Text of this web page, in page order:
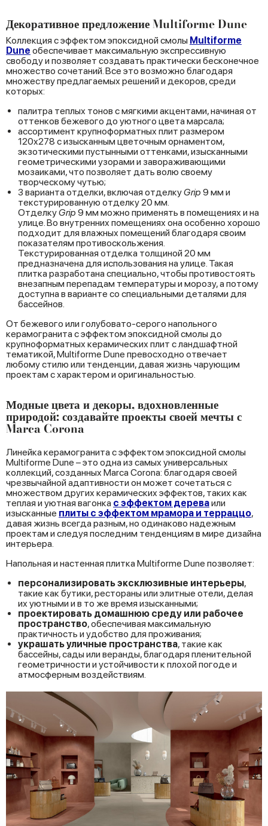
Декоративное предложение Multiforme Dune
Коллекция с эффектом эпоксидной смолы Multiforme
Dune обеспечивает максимальную экспрессивную
свободу и позволяет создавать практически бесконечное
множество сочетаний. Все это возможно благодаря
множеству предлагаемых решений и декоров, среди
которых:
палитра теплых тонов с мягкими акцентами, начиная от
оттенков бежевого до уютного цвета марсала;
ассортимент крупноформатных плит размером
120x278 с изысканным цветочным орнаментом,
экзотическими пустынными оттенками, изысканными
геометрическими узорами и завораживающими
мозаиками, что позволяет дать волю своему
творческому чутью;
3 варианта отделки, включая отделкуGrip 9 мм и
текстурированную отделку 20 мм.
ОтделкуGrip 9 мм можно применять в помещениях и на
улице. Во внутренних помещениях она особенно хорошо
подходит для влажных помещений благодаря своим
показателям противоскольжения.
Текстурированная отделка толщиной 20 мм
предназначена для использования на улице. Такая
плитка разработана специально, чтобы противостоять
внезапным перепадам температуры и морозу, а потому
доступна в варианте со специальными деталями для
бассейнов.
От бежевого или голубовато-серого напольного
керамогранита с эффектом эпоксидной смолы до
крупноформатных керамических плит с ландшафтной
тематикой, Multiforme Dune превосходно отвечает
любому стилю или тенденции, давая жизнь чарующим
проектам с характером и оригинальностью.
Модные цвета и декоры, вдохновленные
природой: создавайте проекты своей мечты с
Marca Corona
Линейка керамогранита с эффектом эпоксидной смолы
Multiforme Dune – это одна из самых универсальных
коллекций, созданных Marca Corona: благодаря своей
чрезвычайной адаптивности он может сочетаться с
множеством других керамических эффектов, таких как
теплая и уютная вагонка с эффектом дереваили
изысканные плиты с эффектом мрамора и терраццо,
давая жизнь всегда разным, но одинаково надежным
проектам и следуя последним тенденциям в мире дизайна
интерьера.
Напольная и настенная плитка Multiforme Dune позволяет:
персонализироватьэксклюзивные интерьеры,
такие как бутики, рестораны или элитные отели, делая
их уютными и в то же время изысканными;
проектировать домашнюю среду или рабочее
пространство, обеспечивая максимальную
практичность и удобство для проживания;
украшатьуличные пространства, такие как
бассейны, сады или веранды, благодаря пленительной
геометричности и устойчивости к плохой погоде и
атмосферным воздействиям.